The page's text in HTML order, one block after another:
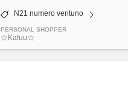
N21 numero ventuno
PERSONAL SHOPPER
☆Kafuu☆